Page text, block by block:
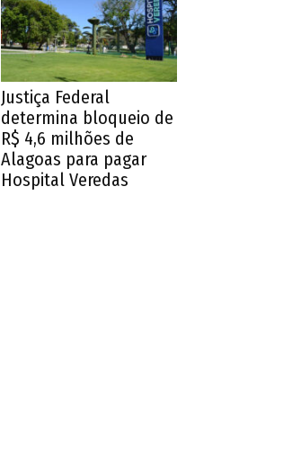
Justiça Federal
determina bloqueio de
R$ 4,6 milhões de
Alagoas para pagar
Hospital Veredas